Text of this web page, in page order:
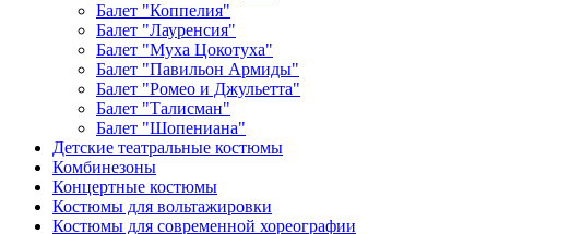
Балет "Коппелия"
Балет "Лауренсия"
Балет "Муха Цокотуха"
Балет "Павильон Армиды"
Балет "Ромео и Джульетта"
Балет "Талисман"
Балет "Шопениана"
Детские театральные костюмы
Комбинезоны
Концертные костюмы
Костюмы для вольтажировки
Костюмы для современной хореографии